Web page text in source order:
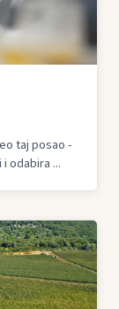
taj posao -
odabira ...